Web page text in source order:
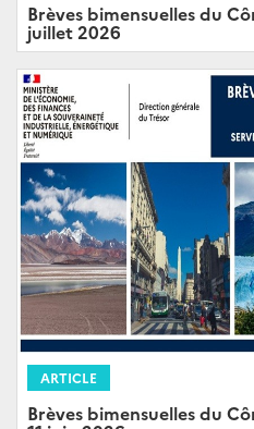
Brèves bimensuelles du
juillet 2026
ARTICLE
Brèves bimensuelles du